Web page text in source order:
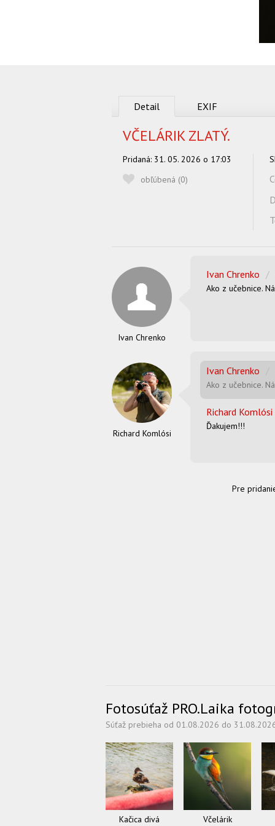
Detail EXIF
VČELÁRIK ZLATÝ.
Pridaná: 31. 05. 2026 o 17:03
obľúbená (0)
Ivan Chrenko
Ivan Chrenko /
Ako z učebnice.
Richard Komlósi
Ivan Chrenko
Ako z učebnice.
Richard Komlósi
Ďakujem!!!
Pre
Fotosúťaž PRO.Laika
Súťaž prebieha od 01.08.2026 do
Kačica divá Včelárik